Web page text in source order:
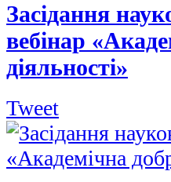
Засідання
вебінар
діяльності»
Tweet